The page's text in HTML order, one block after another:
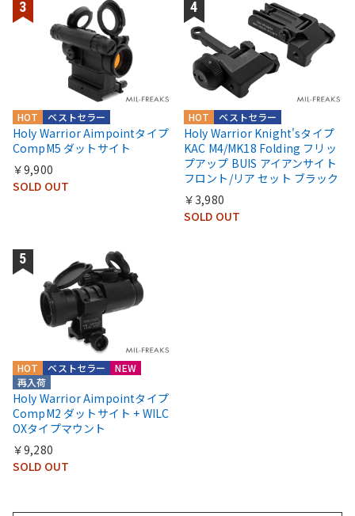
ベストセラー
HOT
Holy Warrior Aimpointタイプ
CompM5 ダットサイト
￥9,900
SOLD OUT
ベストセラー
HOT
Holy Warrior Knight'sタイプ
KAC M4/MK18 Folding フリッ
プアップ BUIS アイアンサイト
フロント/リア セット ブラック
￥3,980
SOLD OUT
再入荷
NEW
ベストセラー
HOT
Holy Warrior Aimpointタイプ
CompM2 ダットサイト + WILC
OXタイプマウント
￥9,280
SOLD OUT